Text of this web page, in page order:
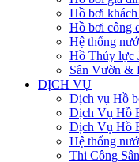
Hồ bơi khách
Hồ bơi công
Hệ thống
Hồ Thủy lực
Sân Vườn &
DỊCH VỤ
Dịch vụ Hồ
Dịch Vụ Hồ
Dịch Vụ Hồ
Hệ thống
Thi Công